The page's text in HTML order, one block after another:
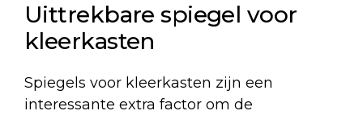
Uittrekbare spiegel voor
kleerkasten
Spiegels voor kleerkasten zijn een
interessante extra factor om de